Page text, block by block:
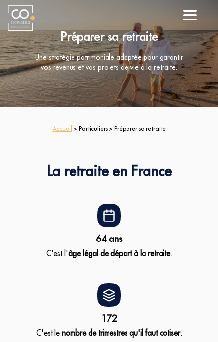
Préparer sa retraite
Une stratégie patrimoniale adaptée pour garantir
vos revenus et vos projets de vie à la retraite.
Accueil > Particuliers > Préparer sa retraite
La retraite en France
64 ans
C'est l'âge légal de départ à la retraite.
172
C'est le nombre de trimestres qu'il faut cotiser.